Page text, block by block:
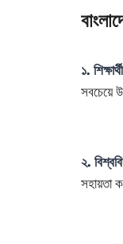
১.
সবচেয়ে
২.
সহায়তা